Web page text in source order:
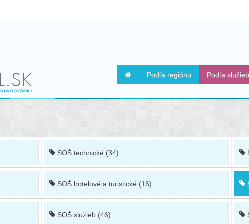
Podľa regiónu Podľa služieb
SOŠ technické (34)
SOŠ hotelové a turistické (16)
SOŠ služieb (46)